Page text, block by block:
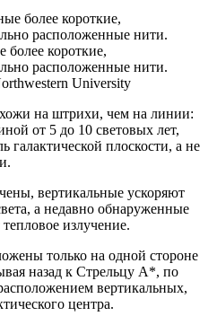
короткие,
расположенные нити.
University
на штрихи, чем на линии:
от 5 до 10 световых лет,
галактической плоскости, а не
вертикальные ускоряют
а недавно обнаруженные
излучение.
только на одной стороне
назад к Стрельцу А*, по
вертикальных,
центра.